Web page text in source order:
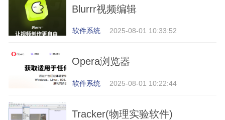
Blurrr视频编辑
软件系统 2025-08-01 10:33:52
Opera浏览器
软件系统 2025-08-01 10:22:44
Tracker(物理实验软件)